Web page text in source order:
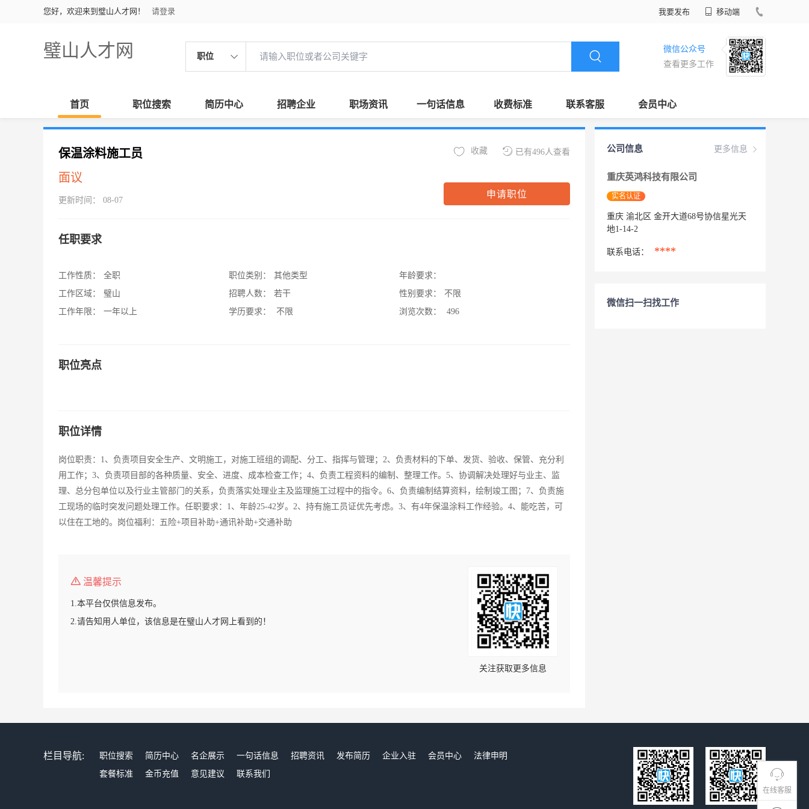
您好，欢迎来到璧山人才网！ 请登录 我要发布 移动端
璧山人才网 职位
微信公众号
查看更多工作
首页 职位搜索 简历中心 招聘企业 职场资讯 一句话信息 收费标准 联系客服 会员中心
在线客服
保温涂料施工员
面议
更新时间： 08-07
已有496人查看
收藏
申请职位
任职要求
工作性质：
全职
工作区域：
璧山
工作年限：
一年以上
职位类别：
其他类型
招聘人数：
若干
学历要求：
不限
年龄要求：
性别要求：
不限
浏览次数：
496
职位亮点
职位详情
岗位职责：1、负责项目安全生产、文明施工，对施工班组的调配、分工、指挥与管理；2、负责材料的下单、发货、验收、保管、充分利
用工作；3、负责项目部的各种质量、安全、进度、成本检查工作；4、负责工程资料的编制、整理工作。5、协调解决处理好与业主、监
理、总分包单位以及行业主管部门的关系，负责落实处理业主及监理施工过程中的指令。6、负责编制结算资料，绘制竣工图；7、负责施
工现场的临时突发问题处理工作。任职要求：1、年龄25-42岁。2、持有施工员证优先考虑。3、有4年保温涂料工作经验。4、能吃苦，可
以住在工地的。岗位福利：五险+项目补助+通讯补助+交通补助
温馨提示
1.本平台仅供信息发布。
2.请告知用人单位，该信息是在璧山人才网上看到的！
关注获取更多信息
更多信息
公司信息
重庆英鸿科技有限公司
实名认证
重庆 渝北区 金开大道68号协信星光天
地1-14-2
联系电话： ****
微信扫一扫找工作
栏目导航: 职位搜索 简历中心 名企展示 一句话信息 招聘资讯 发布简历 企业入驻 会员中心
法律申明
套餐标准
金币充值 意见建议 联系我们